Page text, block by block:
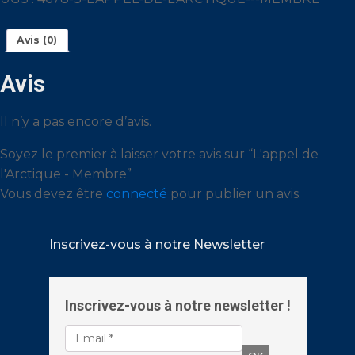
-
Avis (0)
Avis
Il n’y a pas encore d’avis.
Soyez le premier à laisser votre avis sur “L'appel de
l'Arctique - Membre”
Vous devez être connecté pour publier un avis.
Inscrivez-vous à notre Newsletter
Inscrivez-vous à notre newsletter !